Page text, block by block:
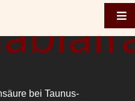
Home
bei Taunus-